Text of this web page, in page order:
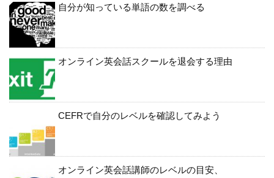
自分が知っている単語の数を調べる
オンライン英会話スクールを退会する理由
CEFRで自分のレベルを確認してみよう
オンライン英会話講師のレベルの目安、